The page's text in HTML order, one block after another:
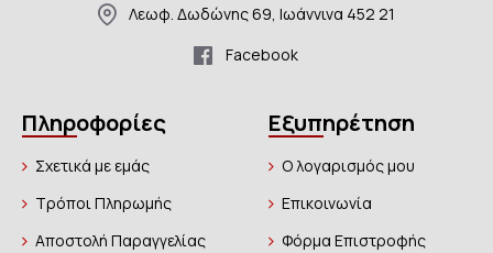
Λεωφ. Δωδώνης 69, Ιωάννινα 452 21
Facebook
Πληροφορίες
Σχετικά με εμάς
Τρόποι Πληρωμής
Αποστολή Παραγγελίας
Εξυπηρέτηση
Ο λογαρισμός μου
Επικοινωνία
Φόρμα Επιστροφής